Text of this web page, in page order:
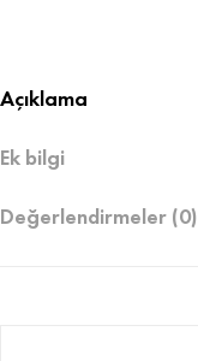
Açıklama
Ek bilgi
Değerlendirmeler (0)